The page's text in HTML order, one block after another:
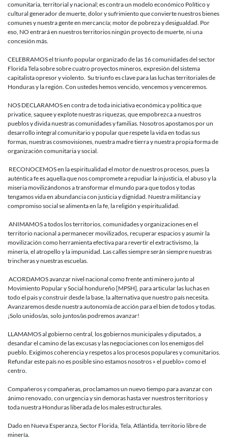
comunitaria, territorial y nacional; es contra un modelo económico Político y
cultural generador de muerte, dolor y sufrimiento que convierte nuestros bienes
comunes y nuestra gente en mercancía; motor de pobreza y desigualdad. Por
eso, NO entrará en nuestros territorios ningún proyecto de muerte, ni una
concesión más.
CELEBRAMOS el triunfo popular organizado de las 16 comunidades del sector
Florida Tela sobre sobre cuatro proyectos mineros, expresión del sistema
capitalista opresor y violento. Su triunfo es clave para las luchas territoriales de
Honduras y la región. Con ustedes hemos vencido, vencemos y venceremos.
NOS DECLARAMOS en contra de toda iniciativa económica y política que
privatice, saquee y explote nuestras riquezas, que empobrezca a nuestros
pueblos y divida nuestras comunidades y familias. Nosotros apostamos por un
desarrollo integral comunitario y popular que respete la vida en todas sus
formas, nuestras cosmovisiones, nuestra madre tierra y nuestra propia forma de
organización comunitaria y social.
RECONOCEMOS en la espiritualidad el motor de nuestros procesos, pues la
auténtica fe es aquella que nos compromete a repudiar la injusticia, el abuso y la
miseria movilizándonos a transformar el mundo para que todos y todas
tengamos vida en abundancia con justicia y dignidad. Nuestra militancia y
compromiso social se alimenta en la fe, la religión y espiritualidad.
ANIMAMOS a todos los territorios, comunidades y organizaciones en el
territorio nacional a permanecer movilizados, recuperar espacios y asumir la
movilización como herramienta efectiva para revertir el extractivismo, la
minería, el atropello y la impunidad. Las calles siempre serán siempre nuestras
trincheras y nuestras escuelas.
ACORDAMOS avanzar nivel nacional como frente anti minero junto al
Movimiento Popular y Social hondureño [MPSH], para articular las luchas en
todo el pais y construir desde la base, la alternativa que nuestro país necesita.
Avanzaremos desde nuestra autonomía de acción para el bien de todos y todas.
¡Solo unidos/as, solo juntos/as podremos avanzar!
LLAMAMOS al gobierno central, los gobiernos municipales y diputados, a
desandar el camino de las excusas y las negociaciones con los enemigos del
pueblo. Exigimos coherencia y respetos a los procesos populares y comunitarios.
Refundar este país no es posible sino estamos nosotros » el pueblo» como el
centro.
Compañeros y compañeras, proclamamos un nuevo tiempo para avanzar con
ánimo renovado, con urgencia y sin demoras hasta ver nuestros territorios y
toda nuestra Honduras liberada de los males estructurales.
Dado en Nueva Esperanza, Sector Florida, Tela, Atlántida, territorio libre de
minería.